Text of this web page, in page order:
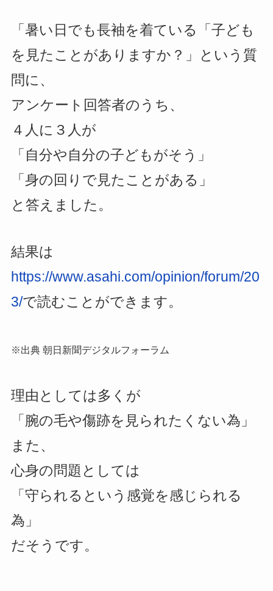
「暑い日でも長袖を着ている「子ども
を見たことがありますか？」という質
問に、
アンケート回答者のうち、
４人に３人が
「自分や自分の子どもがそう」
「身の回りで見たことがある」
と答えました。
結果は
https://www.asahi.com/opinion/forum/20
3/で読むことができます。
※出典 朝日新聞デジタルフォーラム
理由としては多くが
「腕の毛や傷跡を見られたくない為」
また、
心身の問題としては
「守られるという感覚を感じられる
為」
だそうです。